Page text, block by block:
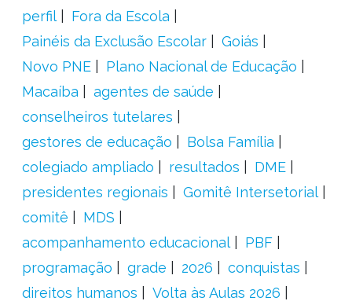
perfil
Fora da Escola
Painéis da Exclusão Escolar
Goiás
Novo PNE
Plano Nacional de Educação
Macaíba
agentes de saúde
conselheiros tutelares
gestores de educação
Bolsa Família
colegiado ampliado
resultados
DME
presidentes regionais
Gomitê Intersetorial
comitê
MDS
acompanhamento educacional
PBF
programação
grade 2026
conquistas
direitos humanos
Volta às Aulas 2026